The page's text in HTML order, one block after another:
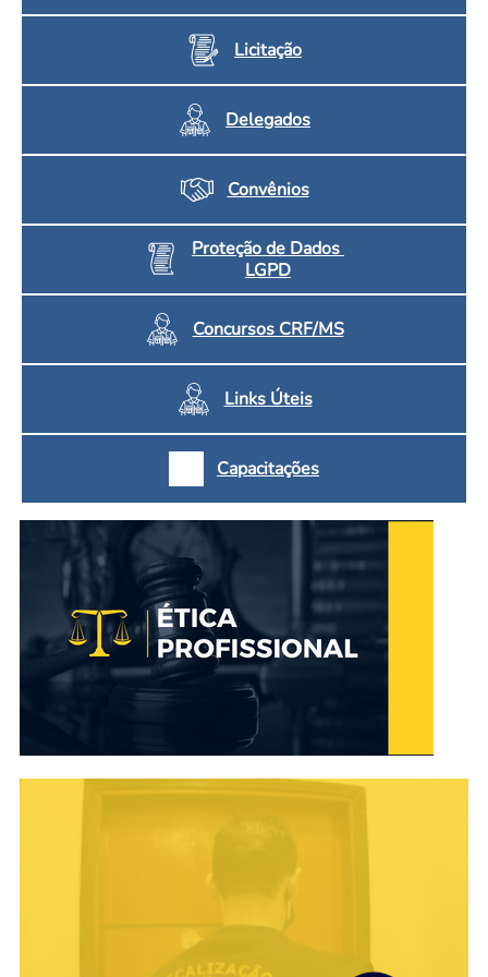
Licitação
Delegados
Convênios
Proteção de Dados
LGPD
Concursos CRF/MS
Links Úteis
Capacitações